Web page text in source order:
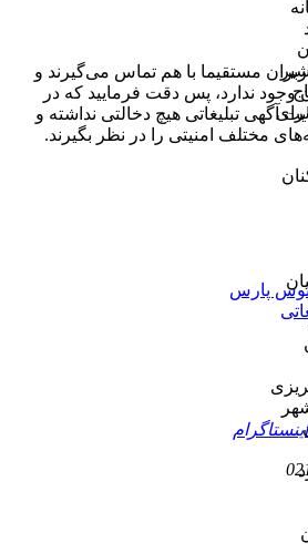
مستقیما با هم تماس می‌گیرند و
ندارد، پس دقت فرمایید که در
تبلیغاتی هیچ دخالتی نداشته و
مختلف امنیتی را در نظر بگیرند.
پارس